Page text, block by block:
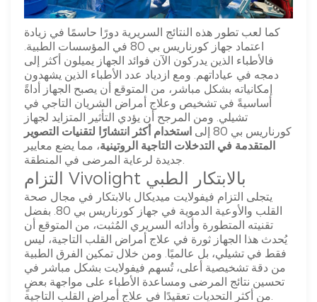
كما لعب تطور هذه النتائج السريرية دورًا حاسمًا في زيادة
اعتماد جهاز كورناريس بي 80 في المؤسسات الطبية.
فالأطباء الذين يدركون الآن فوائد الجهاز يميلون أكثر إلى
دمجه في عياداتهم. ومع ازدياد عدد الأطباء الذين يشهدون
إمكانياته بشكل مباشر، من المتوقع أن يصبح الجهاز أداةً
أساسيةً في تشخيص وعلاج أمراض الشريان التاجي في
تشيلي. ومن المرجح أن يؤدي التأثير المتزايد لجهاز
كورناريس بي 80 إلى
استخدام أكثر انتشارًا لتقنيات التصوير
المتقدمة في التدخلات التاجية الروتينية، مما يضع معايير
التزام Vivolight بالابتكار الطبي
يتجلى التزام فيفولايت ميديكال بالابتكار في مجال صحة
القلب والأوعية الدموية في جهاز كورناريس بي 80. بفضل
تقنيته المتطورة وأدائه السريري المُثبت، من المتوقع أن
يُحدث هذا الجهاز ثورة في علاج أمراض القلب التاجية، ليس
فقط في تشيلي، بل عالميًا. ومن خلال تمكين الفرق الطبية
من دقة تشخيصية أعلى، تُسهم فيفولايت بشكل مباشر في
تحسين نتائج المرضى ومساعدة الأطباء على مواجهة بعضٍ